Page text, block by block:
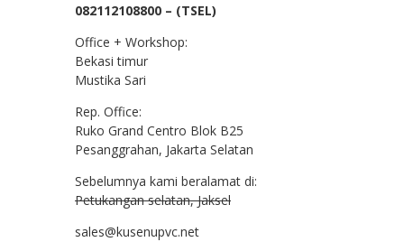
082112108800 – (TSEL)
Office + Workshop:
Bekasi timur
Mustika Sari
Rep. Office:
Ruko Grand Centro Blok B25
Pesanggrahan, Jakarta Selatan
Sebelumnya kami beralamat di:
Petukangan selatan, Jaksel
sales@kusenupvc.net